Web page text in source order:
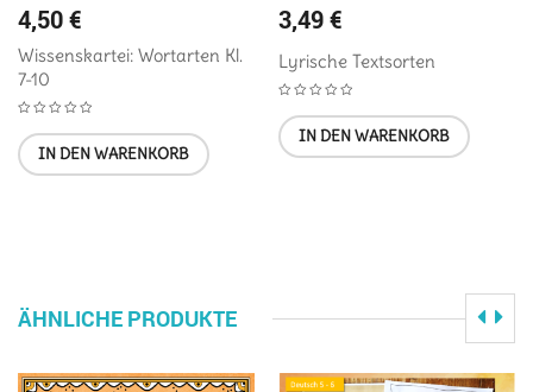
4,50€
Wissenskartei: Wortarten Kl.
7-10
IN DEN WARENKORB
3,49€
Lyrische Textsorten
IN DEN WARENKORB
ÄHNLICHE PRODUKTE